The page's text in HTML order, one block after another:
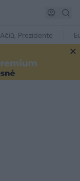
Ačiū, Prezidente